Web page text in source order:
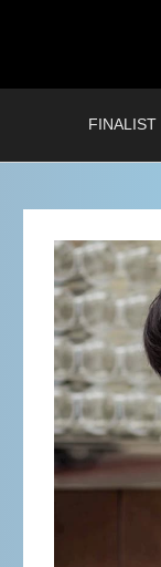
FINALIST